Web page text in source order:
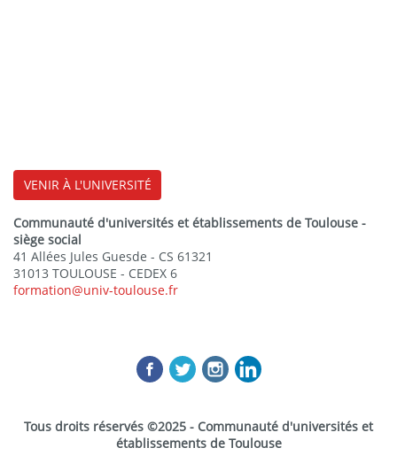
VENIR À L'UNIVERSITÉ
Communauté d'universités et établissements de Toulouse -
siège social
41 Allées Jules Guesde - CS 61321
31013 TOULOUSE - CEDEX 6
formation@univ-toulouse.fr
Tous droits réservés ©2025 - Communauté d'universités et
établissements de Toulouse